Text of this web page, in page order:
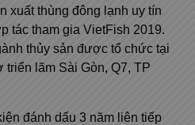
xuất thùng đông lạnh uy tín
tác tham gia VietFish 2019.
thủy sản được tổ chức tại
triển lãm Sài Gòn, Q7, TP
đánh dấu 3 năm liên tiếp